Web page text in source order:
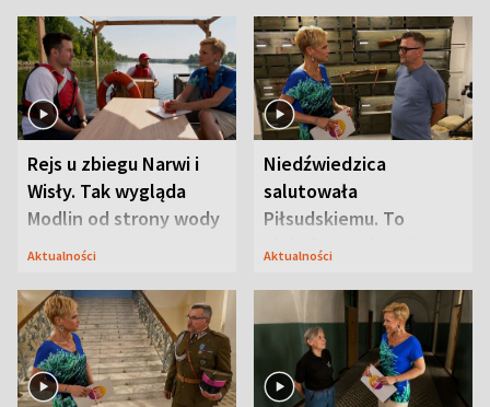
Rejs u zbiegu Narwi i
Wisły. Tak wygląda
Modlin od strony wody
Aktualności
Niedźwiedzica
salutowała
Piłsudskiemu. To
niejedyna tajemnica
Aktualności